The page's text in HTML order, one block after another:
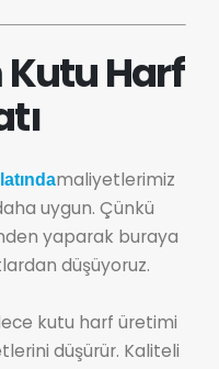
Harf
maliyetlerimiz
uygun. Çünkü
yaparak buraya
düşüyoruz.
kutu harf üretimi
düşürür. Kaliteli